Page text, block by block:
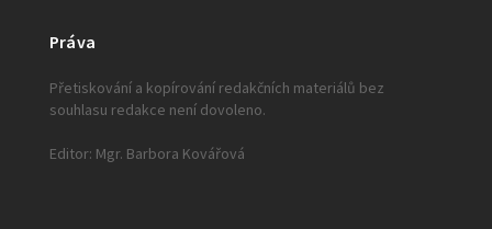
Práva
Přetiskování a kopírování redakčních materiálů bez
souhlasu redakce není dovoleno.
Editor: Mgr. Barbora Kovářová